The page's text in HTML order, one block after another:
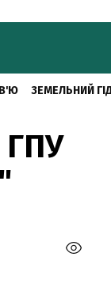
ЗЕМЕЛЬНИЙ
ГПУ